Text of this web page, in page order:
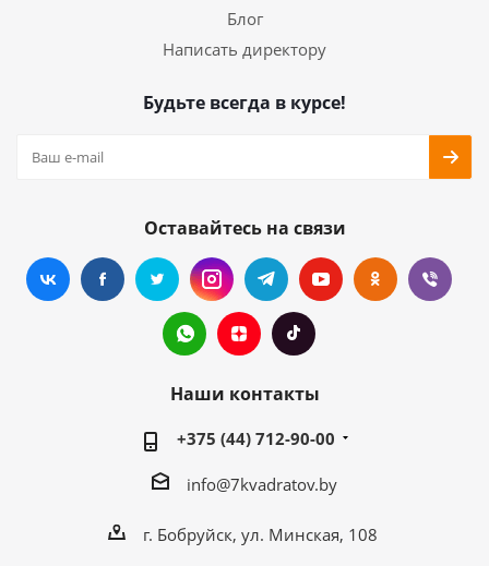
Блог
Написать директору
Будьте всегда в курсе!
Оставайтесь на связи
Наши контакты
+375 (44) 712-90-00
info@7kvadratov.by
г. Бобруйск, ул. Минская, 108